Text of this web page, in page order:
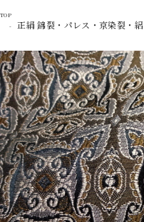
TOP
正絹 錦裂・パレス・京染裂・絽